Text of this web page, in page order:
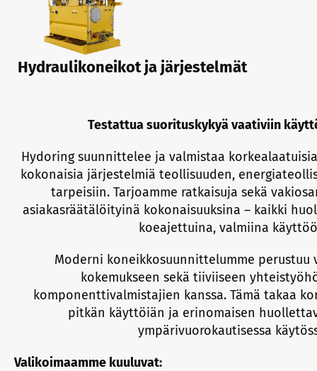
Hydraulikoneikot ja järjestelmät
Testattua suorituskykyä vaativiin
Hydoring suunnittelee ja valmistaa
kokonaisia järjestelmiä teollisuuden,
tarpeisiin. Tarjoamme ratkaisuja sekä
asiakasräätälöityinä kokonaisuuksina – kaikki
koeajettuina, valmiina
Moderni koneikkosuunnittelumme perustuu
kokemukseen sekä tiiviiseen
komponenttivalmistajien kanssa. Tämä takaa
pitkän käyttöiän ja erinomaisen
ympärivuorokautisessa
Valikoimaamme kuuluvat: